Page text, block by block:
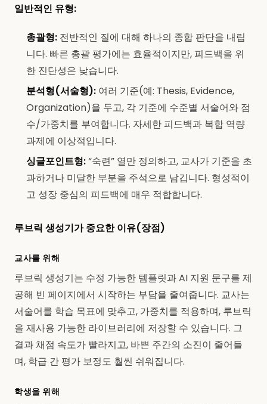
일반적인 유형:
총괄형: 전반적인 질에 대해 하나의 종합 판단을 내립
니다. 빠른 총괄 평가에는 효율적이지만, 피드백을 위
한 진단성은 낮습니다.
분석형(서술형): 여러 기준(예: Thesis, Evidence,
Organization)을 두고, 각 기준에 수준별 서술어와 점
수/가중치를 부여합니다. 자세한 피드백과 복합 역량
과제에 이상적입니다.
싱글포인트형:“숙련” 열만 정의하고, 교사가 기준을 초
과하거나 미달한 부분을 주석으로 남깁니다. 형성적이
고 성장 중심의 피드백에 매우 적합합니다.
루브릭 생성기가 중요한 이유(장점)
교사를 위해
루브릭 생성기는 수정 가능한 템플릿과 AI 지원 문구를 제
공해 빈 페이지에서 시작하는 부담을 줄여줍니다. 교사는
서술어를 학습 목표에 맞추고, 가중치를 적용하며, 루브릭
을 재사용 가능한 라이브러리에 저장할 수 있습니다. 그
결과 채점 속도가 빨라지고, 바쁜 주간의 소진이 줄어들
며, 학급 간 평가 보정도 훨씬 쉬워집니다.
학생을 위해